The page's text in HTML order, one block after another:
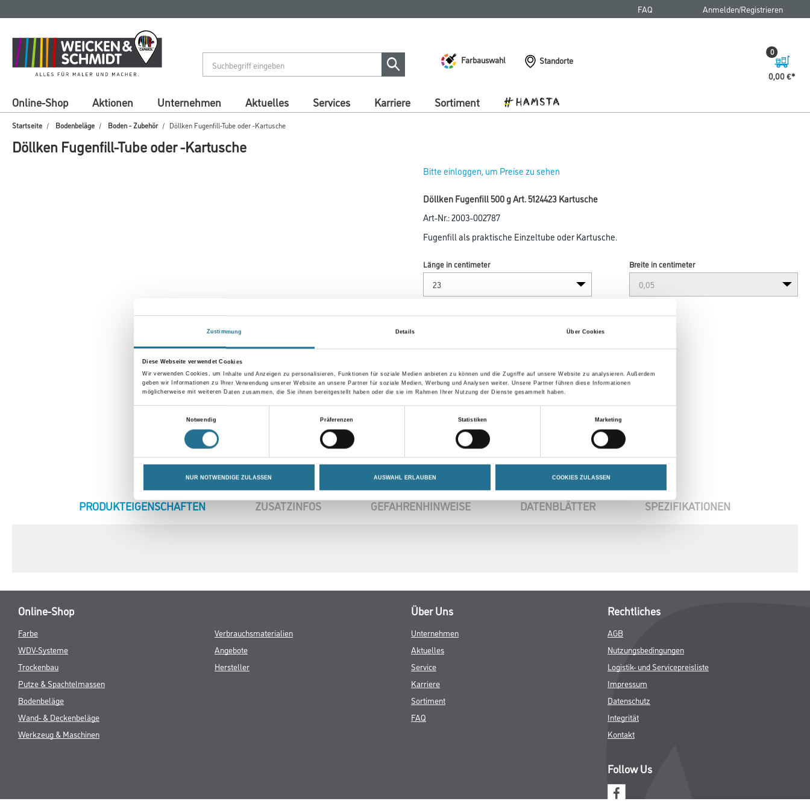
Zustimmung Details Über Cookies
Diese Webseite verwendet Cookies
Wir verwenden Cookies, um Inhalte und Anzeigen zu personalisieren, Funktionen für soziale Medien anbieten zu können und die Zugriffe auf unsere Website zu analysieren. Außerdem
geben wir Informationen zu Ihrer Verwendung unserer Website an unsere Partner für soziale Medien, Werbung und Analysen weiter. Unsere Partner führen diese Informationen
möglicherweise mit weiteren Daten zusammen, die Sie ihnen bereitgestellt haben oder die sie im Rahmen Ihrer Nutzung der Dienste gesammelt haben.
Notwendig
Präferenzen Statistiken Marketing
NUR NOTWENDIGE ZULASSEN AUSWAHL ERLAUBEN COOKIES ZULASSEN
springen
springen
FAQ Anmelden/Registrieren
Farbauswahl
Standorte
0,00 €
0
Online-Shop Aktionen Unternehmen Aktuelles Services Karriere Sortiment
Startseite Bodenbeläge Boden - Zubehör Döllken Fugenfill-Tube oder -Kartusche
Döllken Fugenfill-Tube oder -Kartusche
Bitte einloggen, um Preise zu sehen
Döllken Fugenfill 500 g Art. 5124423 Kartusche
Art-Nr.:2003-002787
Fugenfill als praktische Einzeltube oder Kartusche.
Länge in centimeter Breite in centimeter
Umrechnungsfaktoren
CURRENT
PRODUKTEIGENSCHAFTEN ZUSATZINFOS GEFAHRENHINWEISE DATENBLÄTTER SPEZIFIKATIONEN
Online-Shop
Farbe
WDV-Systeme
Trockenbau
Putze & Spachtelmassen
Bodenbeläge
Wand- & Deckenbeläge
Werkzeug & Maschinen
Verbrauchsmaterialien
Angebote
Hersteller
Über Uns
Unternehmen
Aktuelles
Service
Karriere
Sortiment
FAQ
Rechtliches
AGB
Nutzungsbedingungen
Logistik- und Servicepreisliste
Impressum
Datenschutz
Integrität
Kontakt
Follow Us